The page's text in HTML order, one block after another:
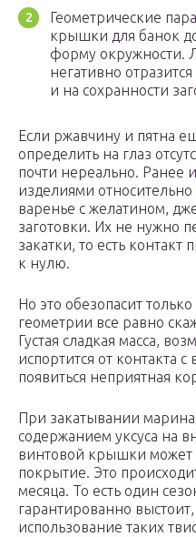
Геометрические
крышки для банок
форму окружности.
негативно
и на сохранности
Если ржавчину и пятна
определить на глаз
почти нереально. Ранее
изделиями
варенье с желатином,
заготовки. Их не нужно
закатки, то есть
к нулю.
Но это обезопасит
геометрии все равно
Густая сладкая масса,
испортится от контакта
появиться неприятная
При закатывании
содержанием уксуса на
винтовой крышки может
покрытие. Это
месяца. То есть один
гарантированно
использование таких